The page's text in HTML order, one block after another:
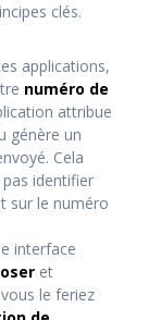
clés.
applications,
numéro de
attribue
génère un
Cela
identifier
sur le numéro
interface
et
le feriez